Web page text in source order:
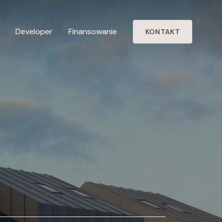
Developer Finansowanie KONTAKT